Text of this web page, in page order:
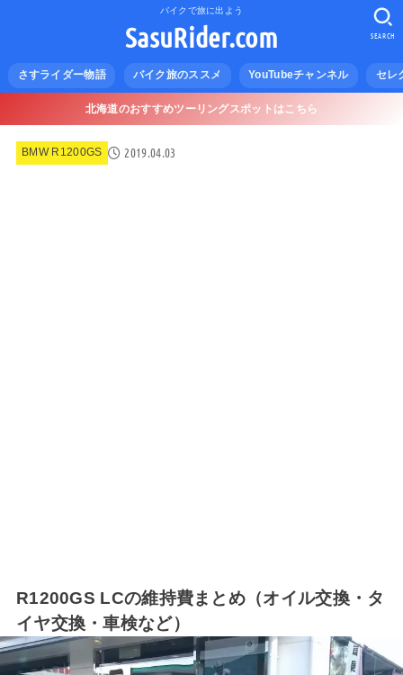
バイクで旅に出よう
SasuRider.com
さすライダー物語 バイク旅のススメ YouTubeチャンネル セレ
SEARCH
北海道のおすすめツーリングスポットはこちら
BMW R1200GS 2019.04.03
R1200GS LCの維持費まとめ（オイル交換・タ
イヤ交換・車検など）